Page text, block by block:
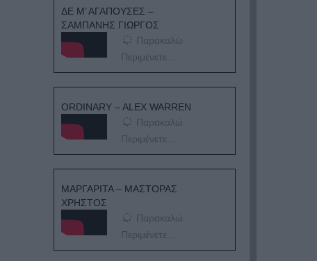
ΔΕ Μ’ ΑΓΑΠΟΥΣΕΣ –
ΣΑΜΠΑΝΗΣ ΓΙΩΡΓΟΣ
Παρακαλώ
Περιμένετε...
ORDINARY – ALEX WARREN
Παρακαλώ
Περιμένετε...
ΜΑΡΓΑΡΙΤΑ – ΜΑΣΤΟΡΑΣ
ΧΡΗΣΤΟΣ
Παρακαλώ
Περιμένετε...